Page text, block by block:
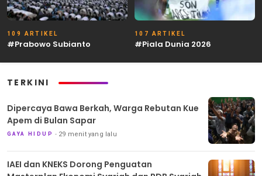
109 ARTIKEL
#Prabowo Subianto
107 ARTIKEL
#Piala Dunia 2026
TERKINI
Dipercaya Bawa Berkah, Warga Rebutan Kue
Apem di Bulan Sapar
GAYA HIDUP 29 menit yang lalu
IAEI dan KNEKS Dorong Penguatan